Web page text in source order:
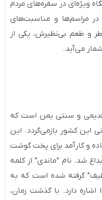
ویژه‌ای در سفره‌های مردم
در مراسم‌ها و مناسبت‌های
و طعم بی‌نظیرش، یکی از
شمار می‌آید.
قدیمی و سنتی یمن است که
این کشور بازمی‌گردد. این
و کارآمد برای پخت گوشت
شد. نام “ماندی” از کلمه
گرفته شده است که به
دارد. با گذشت زمان،